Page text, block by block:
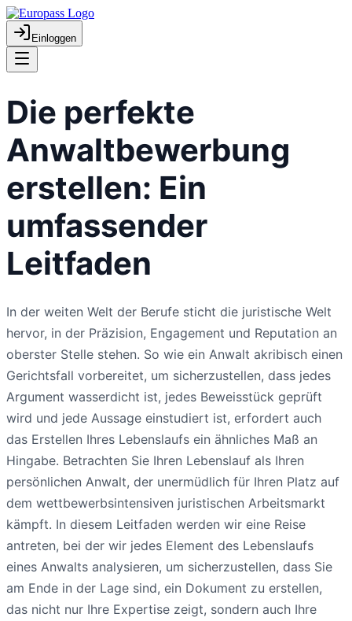
Einloggen
Die perfekte
Anwaltbewerbung
erstellen: Ein
umfassender
Leitfaden
In der weiten Welt der Berufe sticht die juristische Welt
hervor, in der Präzision, Engagement und Reputation an
oberster Stelle stehen. So wie ein Anwalt akribisch einen
Gerichtsfall vorbereitet, um sicherzustellen, dass jedes
Argument wasserdicht ist, jedes Beweisstück geprüft
wird und jede Aussage einstudiert ist, erfordert auch
das Erstellen Ihres Lebenslaufs ein ähnliches Maß an
Hingabe. Betrachten Sie Ihren Lebenslauf als Ihren
persönlichen Anwalt, der unermüdlich für Ihren Platz auf
dem wettbewerbsintensiven juristischen Arbeitsmarkt
kämpft. In diesem Leitfaden werden wir eine Reise
antreten, bei der wir jedes Element des Lebenslaufs
eines Anwalts analysieren, um sicherzustellen, dass Sie
am Ende in der Lage sind, ein Dokument zu erstellen,
das nicht nur Ihre Expertise zeigt, sondern auch Ihre